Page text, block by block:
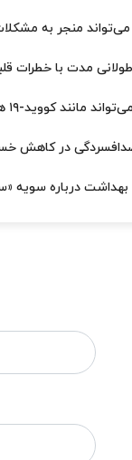
منجر به
طولانی مدت با خطرات
مانند کووید-۱۹ همه‌گیر شود؟
ضدافسردگی در کاهش
درباره سویه